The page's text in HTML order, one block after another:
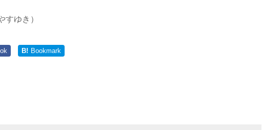
すゆき）
B! Bookmark